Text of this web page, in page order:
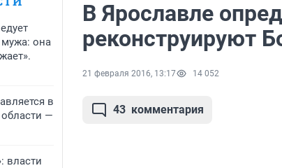
она
в
—
власти
В Ярославле
реконструируют
21 февраля 2016, 13:17 14 052
43 комментария